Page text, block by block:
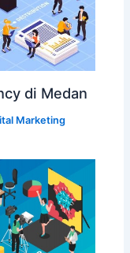
di Medan
Marketing